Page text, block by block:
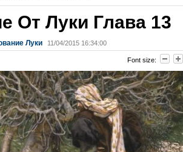
От Луки Глава 13
Луки 11/04/2015 16:34:00
Font size: